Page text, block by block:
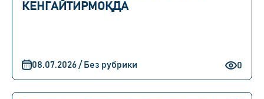
КЕНГАЙТИРМОҚДА
0
08.07.2026 / Без рубрики